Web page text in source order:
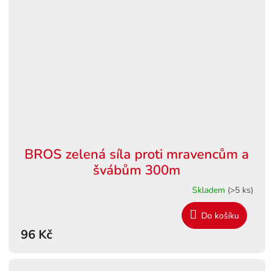
BROS zelená síla proti mravencům a
švábům 300m
Skladem (>5 ks)
96 Kč
Do košíku